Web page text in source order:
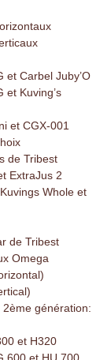
et Carbel Juby’O
et Kuving’s
et CGX-001
de Tribest
ExtraJus 2
Whole et
de Tribest
Omega
génération:
et H320